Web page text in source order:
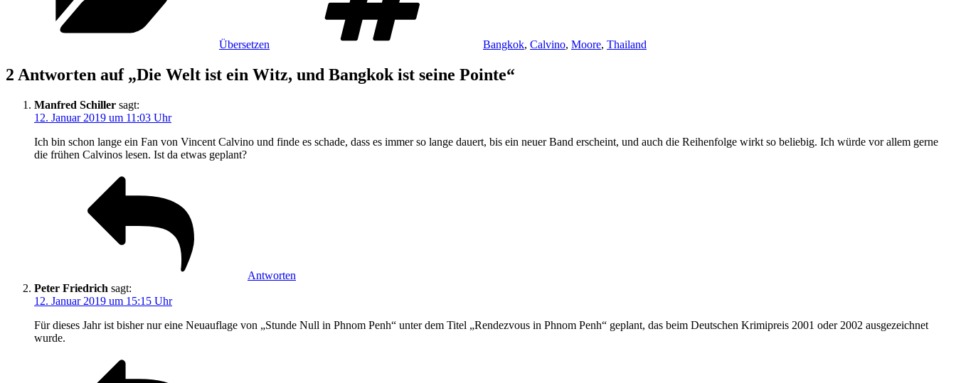
Übersetzen Bangkok, Calvino, Moore, Thailand
2 Antworten auf „Die Welt ist ein Witz, und Bangkok ist seine Pointe“
Manfred Schiller sagt:
12. Januar 2019 um 11:03 Uhr
Ich bin schon lange ein Fan von Vincent Calvino und finde es schade, dass es immer so lange dauert, bis ein neuer Band erscheint, und auch die Reihenfolge wirkt so beliebig. Ich würde vor allem gerne
die frühen Calvinos lesen. Ist da etwas geplant?
Antworten
Peter Friedrich sagt:
12. Januar 2019 um 15:15 Uhr
Für dieses Jahr ist bisher nur eine Neuauflage von „Stunde Null in Phnom Penh“ unter dem Titel „Rendezvous in Phnom Penh“ geplant, das beim Deutschen Krimipreis 2001 oder 2002 ausgezeichnet
wurde.